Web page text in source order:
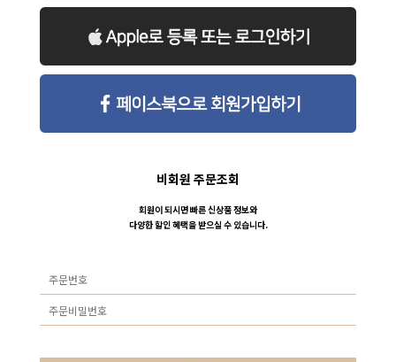
비회원 주문조회
회원이 되시면 빠른 신상품 정보와
다양한 할인 혜택을 받으실 수 있습니다.